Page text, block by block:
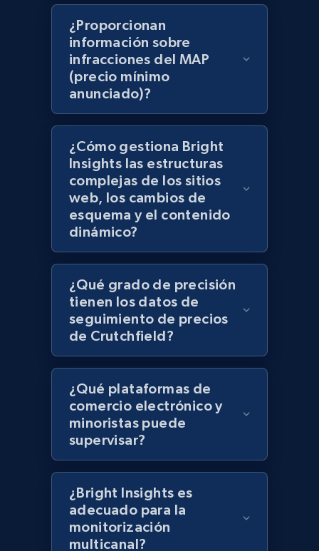
1.1K+
URL, Title, Rating, Reviews, Initial price, Final
price, Currency, Stock, and more.
992+ 165+ Comenzar ahora
Lazada - Products - Discover products by
keyword
URL, Title, Rating, Reviews, Initial price, Final
price, Currency, Stock, and more.
992+ 165+
Lazada - Products - Discover products by
category URL or brand URL
URL, Title, Rating, Reviews, Initial price, Final
price, Currency, Stock, and more.
992+ 165+ Comenzar ahora
¿Proporcionan
información sobre
infracciones del MAP
(precio mínimo
anunciado)?
¿Cómo gestiona Bright
Insights las estructuras
complejas de los sitios
web, los cambios de
esquema y el contenido
dinámico?
¿Qué grado de precisión
tienen los datos de
seguimiento de precios
de Crutchfield?
¿Qué plataformas de
comercio electrónico y
minoristas puede
supervisar?
¿Bright Insights es
adecuado para la
monitorización
multicanal?